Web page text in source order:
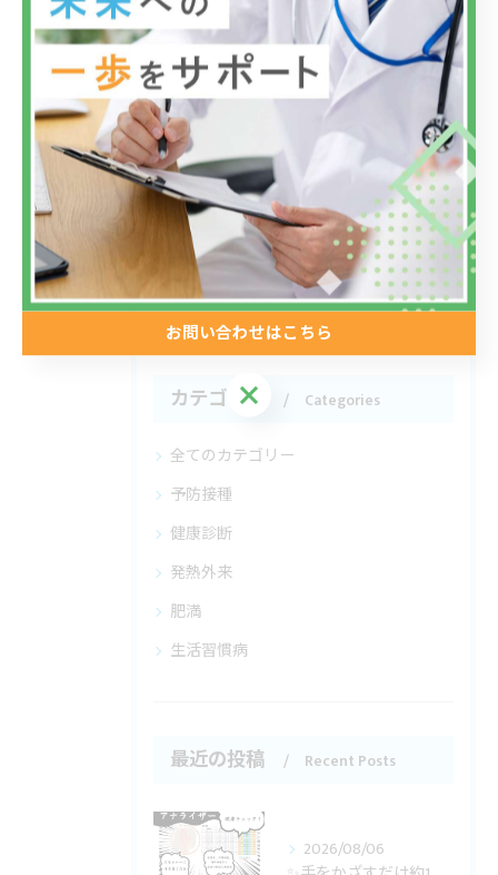
手足口病
水ぼうそう
咽頭結膜炎(プール熱)
アデノウイルス感染症
自律神経失調症
カテゴリー Categories
全てのカテゴリー
予防接種
健康診断
発熱外来
肥満
生活習慣病
最近の投稿 Recent Posts
2026/08/06
お問い合わせはこちら
お問い合わせはこちら